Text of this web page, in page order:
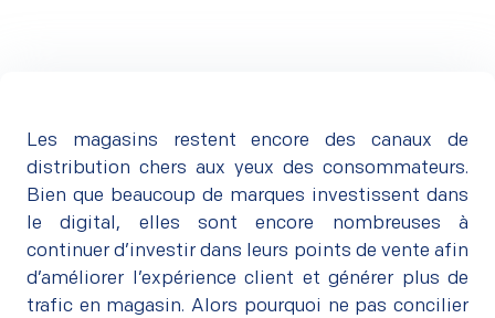
Les magasins restent encore des canaux de
distribution chers aux yeux des consommateurs.
Bien que beaucoup de marques investissent dans
le digital, elles sont encore nombreuses à
continuer d’investir dans leurs points de vente afin
d’améliorer l’expérience client et générer plus de
trafic en magasin. Alors pourquoi ne pas concilier